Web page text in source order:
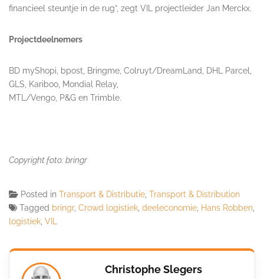
financieel steuntje in de rug”, zegt VIL projectleider Jan Merckx.
Projectdeelnemers
BD myShopi, bpost, Bringme, Colruyt/DreamLand, DHL Parcel,
GLS, Kariboo, Mondial Relay,
MTL/Vengo, P&G en Trimble.
Copyright foto: bringr
Posted in Transport & Distributie Transport & Distribution
Tagged bringr, Crowd logistiek deeleconomie Hans Robben
logistiek VIL
Christophe Slegers